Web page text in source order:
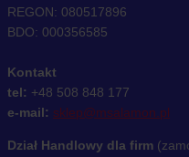
REGON: 080517896
BDO: 000356585
Kontakt
tel: +48 508 848 177
e-mail: sklep@msalamon.pl
Dział Handlowy dla firm